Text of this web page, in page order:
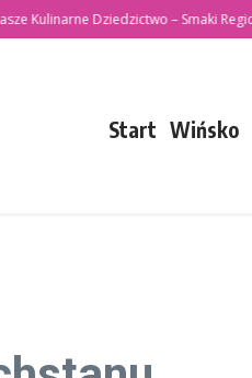
Dziedzictwo – Smaki Regionów”
Start Wińsko